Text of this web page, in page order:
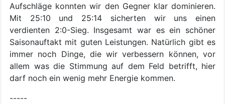
Aufschläge konnten wir den Gegner klar dominieren.
Mit 25:10 und 25:14 sicherten wir uns einen
verdienten 2:0-Sieg. Insgesamt war es ein schöner
Saisonauftakt mit guten Leistungen. Natürlich gibt es
immer noch Dinge, die wir verbessern können, vor
allem was die Stimmung auf dem Feld betrifft, hier
darf noch ein wenig mehr Energie kommen.
-----